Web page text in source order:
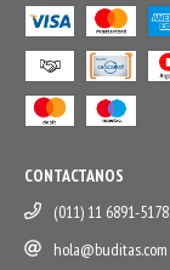
CONTACTANOS
(011) 11 6891-5178
hola@buditas.com